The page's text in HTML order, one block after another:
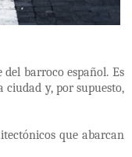
barroco español. Es
ciudad y, por supuesto,
que abarcan